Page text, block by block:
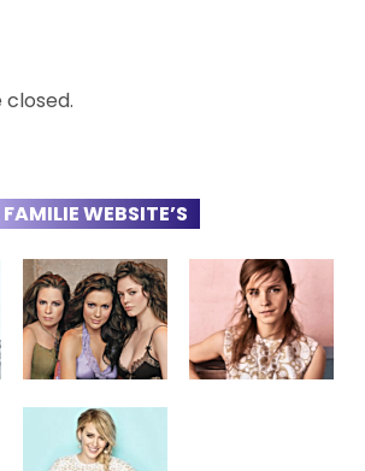
FAMILIE WEBSITE’S